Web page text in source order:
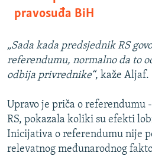
pravosuđa BiH
„Sada kada predsjednik RS
referendumu, normalno da to
odbija privrednike“, kaže Aljaf.
Upravo je priča o referendumu
RS, pokazala koliki su efekti
Inicijativa o referendumu nije
relevatnog međunarodnog